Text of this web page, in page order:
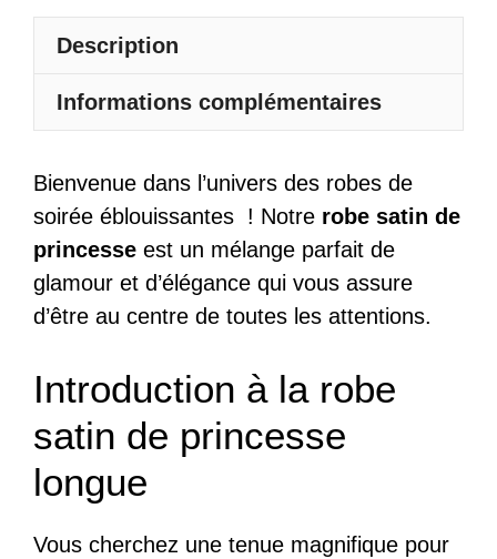
Fente
Haute
Description
Informations complémentaires
Bienvenue dans l’univers des robes de
soirée éblouissantes ! Notre robe satin de
princesse est un mélange parfait de
glamour et d’élégance qui vous assure
d’être au centre de toutes les attentions.
Introduction à la robe
satin de princesse
longue
Vous cherchez une tenue magnifique pour